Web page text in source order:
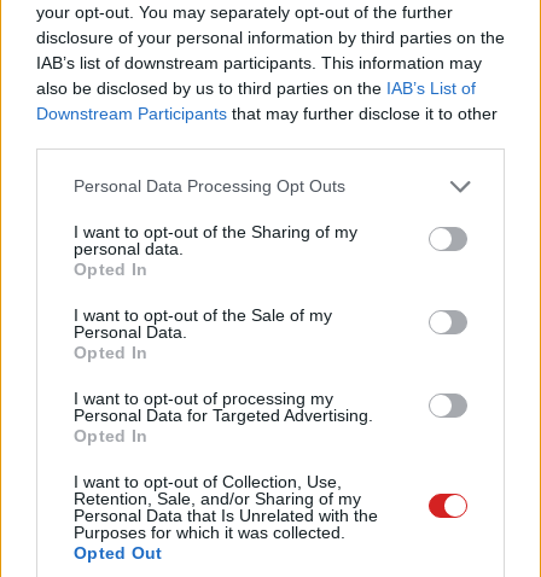
your opt-out. You may separately opt-out of the further
disclosure of your personal information by third parties on the
IAB’s list of downstream participants. This information may
also be disclosed by us to third parties on the IAB’s List of
Downstream Participants that may further disclose it to other
Please note that this website/app uses one or more Google
not limited to your visit or usage behaviour. You may click to
grant or deny consent to Google and its third-party tags to
use your data for below specified purposes in below Google
consent section.
Personal Data Processing Opt Outs
I want to opt-out of the Sharing of my
personal data.
Opted In
I want to opt-out of the Sale of my
Personal Data.
Opted In
I want to opt-out of processing my
Personal Data for Targeted Advertising.
Opted In
I want to opt-out of Collection, Use,
Retention, Sale, and/or Sharing of my
Personal Data that Is Unrelated with the
Purposes for which it was collected.
Opted Out
Watch Fit 5 Pro - minden egy kicsit
A szögletes, de sarkain, élein lekerekített óra prémium
zafírüveg védi a karcoktól, ütődésektől, a készülékház
titánötvözet, a készülék váza pedig alumínium. A 2.5D-s
lekerekített az üveg - a kijelző nem.